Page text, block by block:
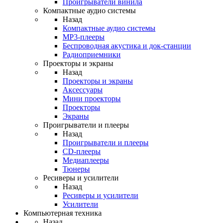
Проигрыватели винила
Компактные аудио системы
Назад
Компактные аудио системы
MP3-плееры
Беспроводная акустика и док-станции
Радиоприемники
Проекторы и экраны
Назад
Проекторы и экраны
Аксессуары
Мини проекторы
Проекторы
Экраны
Проигрыватели и плееры
Назад
Проигрыватели и плееры
CD-плееры
Медиаплееры
Тюнеры
Ресиверы и усилители
Назад
Ресиверы и усилители
Усилители
Компьютерная техника